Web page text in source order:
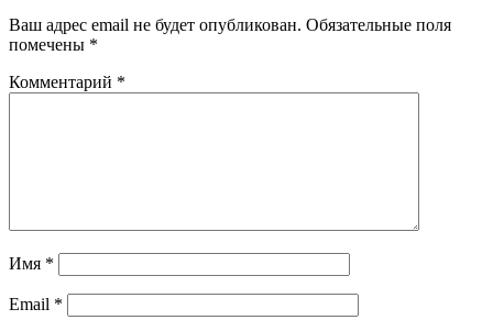
Ваш адрес email не будет опубликован. Обязательные поля
помечены *
Комментарий *
Имя *
Email *